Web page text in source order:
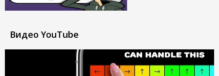
Видео YouTube